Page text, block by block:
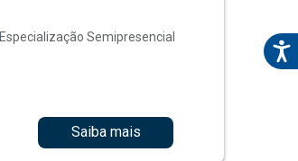
Semipresencial
Saiba mais